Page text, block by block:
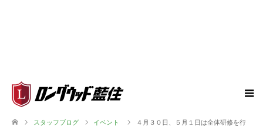
スタッフブログ イベント
４月３０日、５月１日は全体研修を行